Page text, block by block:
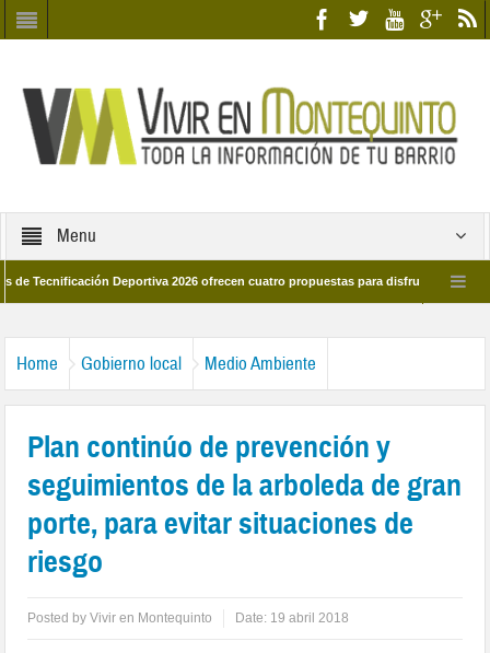
Menu
Deportiva 2026 ofrecen cuatro propuestas para disfrutar del deporte este
Home Gobierno local Medio Ambiente
Plan continúo de prevención y
seguimientos de la arboleda de gran
porte, para evitar situaciones de
riesgo
Posted byVivir en Montequinto Date: 19 abril 2018